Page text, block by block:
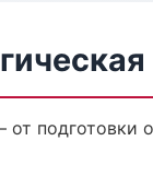
от